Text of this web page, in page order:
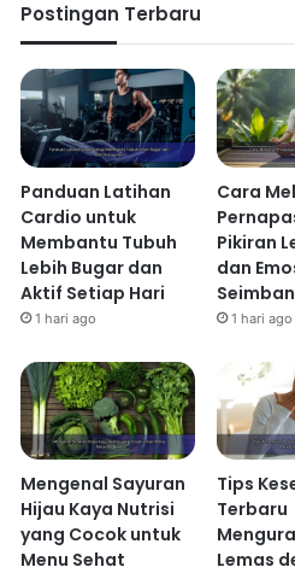
Postingan Terbaru
Panduan Latihan
Cardio untuk
Membantu Tubuh
Lebih Bugar dan
Aktif Setiap Hari
1 hari ago
Cara
Pikiran
dan
1 hari ago
Mengenal Sayuran
Hijau Kaya Nutrisi
yang Cocok untuk
Menu Sehat
Tips
Terbaru
Lemas